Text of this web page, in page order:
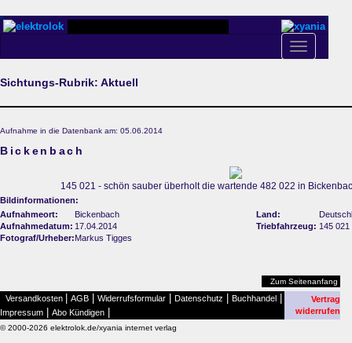
Toggle
navigation
Sichtungs-Rubrik: Aktuell
Aufnahme in die Datenbank am: 05.06.2014
Bickenbach
145 021 - schön sauber überholt die wartende 482 022 in
Bildinformationen:
Aufnahmeort:
Bickenbach Land:
Aufnahmedatum: 17.04.2014 Triebfahrzeug: 145 021
Fotograf/Urheber:Markus Tigges
Zum Seitenanfang
Versandkosten AGB Widerrufsformular Datenschutz Buchhandel
Impressum Abo Kündigen
Vertrag
widerrufen
© 2000-2026 elektrolok.de/xyania internet verlag